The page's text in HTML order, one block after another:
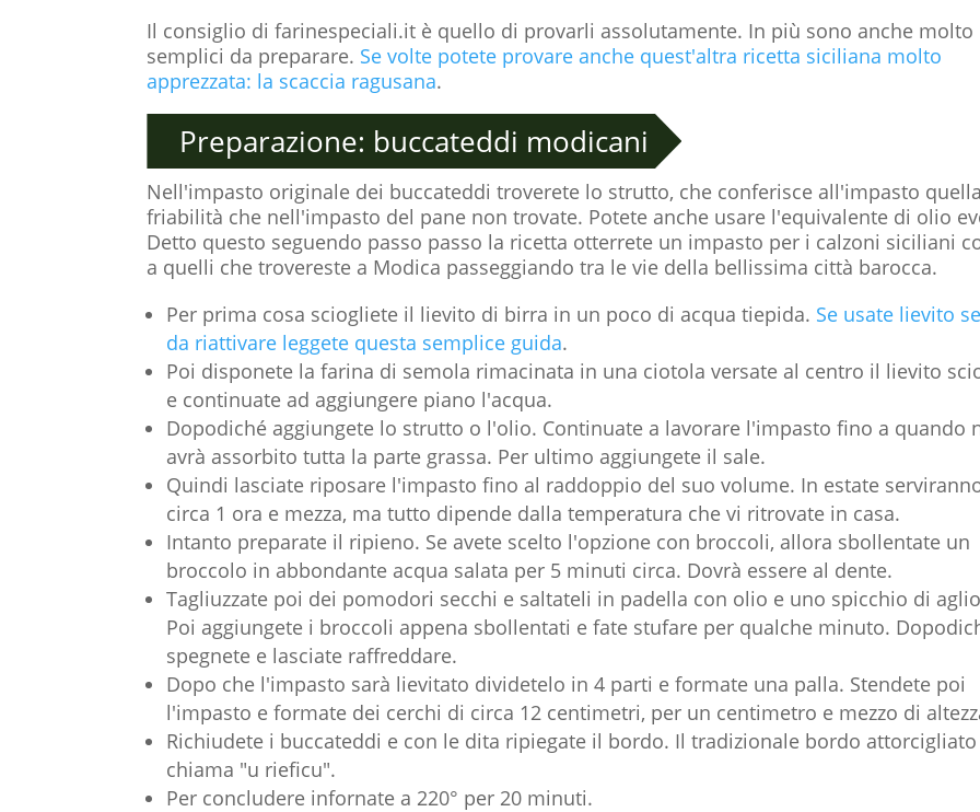
Il consiglio di farinespeciali.it è quello di provarli assolutamente. In più sono anche molto
semplici da preparare. Se volte potete provare anche quest'altra ricetta siciliana molto
apprezzata: la scaccia ragusana.
Preparazione: buccateddi modicani
Nell'impasto originale dei buccateddi troverete lo strutto, che conferisce all'impasto quella
friabilità che nell'impasto del pane non trovate. Potete anche usare l'equivalente di olio
Detto questo seguendo passo passo la ricetta otterrete un impasto per i calzoni siciliani
a quelli che trovereste a Modica passeggiando tra le vie della bellissima città barocca.
Per prima cosa sciogliete il lievito di birra in un poco di acqua tiepida. Se usate lievito
da riattivare leggete questa semplice guida.
Poi disponete la farina di semola rimacinata in una ciotola versate al centro il lievito
e continuate ad aggiungere piano l'acqua.
Dopodiché aggiungete lo strutto o l'olio. Continuate a lavorare l'impasto fino a quando
avrà assorbito tutta la parte grassa. Per ultimo aggiungete il sale.
Quindi lasciate riposare l'impasto fino al raddoppio del suo volume. In estate
circa 1 ora e mezza, ma tutto dipende dalla temperatura che vi ritrovate in casa.
Intanto preparate il ripieno. Se avete scelto l'opzione con broccoli, allora sbollentate un
broccolo in abbondante acqua salata per 5 minuti circa. Dovrà essere al dente.
Tagliuzzate poi dei pomodori secchi e saltateli in padella con olio e uno spicchio di
Poi aggiungete i broccoli appena sbollentati e fate stufare per qualche minuto.
spegnete e lasciate raffreddare.
Dopo che l'impasto sarà lievitato dividetelo in 4 parti e formate una palla. Stendete poi
l'impasto e formate dei cerchi di circa 12 centimetri, per un centimetro e mezzo di
Richiudete i buccateddi e con le dita ripiegate il bordo. Il tradizionale bordo attorcigliato
chiama "u rieficu".
Per concludere infornate a 220° per 20 minuti.